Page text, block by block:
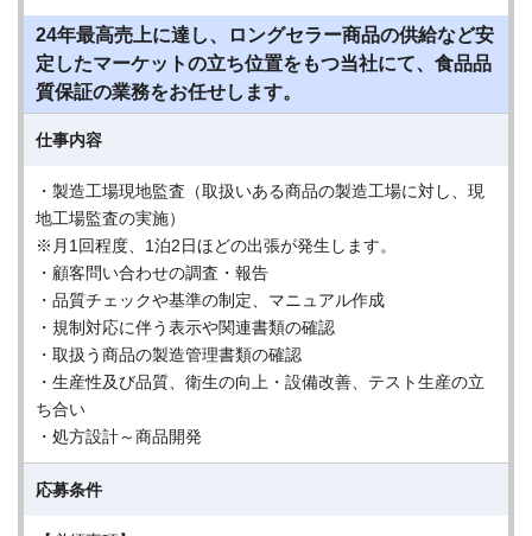
24年最高売上に達し、ロングセラー商品の供給など安
定したマーケットの立ち位置をもつ当社にて、食品品
質保証の業務をお任せします。
仕事内容
・製造工場現地監査（取扱いある商品の製造工場に対し、現
地工場監査の実施）
※月1回程度、1泊2日ほどの出張が発生します。
・顧客問い合わせの調査・報告
・品質チェックや基準の制定、マニュアル作成
・規制対応に伴う表示や関連書類の確認
・取扱う商品の製造管理書類の確認
・生産性及び品質、衛生の向上・設備改善、テスト生産の立
ち合い
・処方設計～商品開発
応募条件